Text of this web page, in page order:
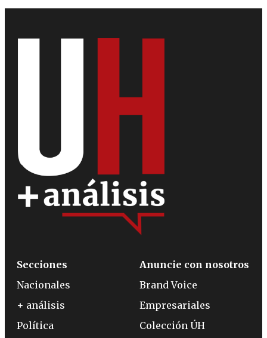
Secciones
Nacionales
+ análisis
Política
Anuncie con nosotros
Brand Voice
Empresariales
Colección ÚH